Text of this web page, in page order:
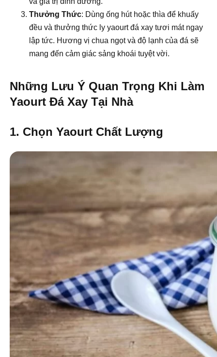
Thưởng Thức: Dùng ống hút hoặc thìa để khuấy
đều và thưởng thức ly yaourt đá xay tươi mát ngay
lập tức. Hương vị chua ngọt và độ lạnh của đá sẽ
mang đến cảm giác sảng khoái tuyệt vời.
Những Lưu Ý Quan Trọng Khi Làm
Yaourt Đá Xay Tại Nhà
1. Chọn Yaourt Chất Lượng